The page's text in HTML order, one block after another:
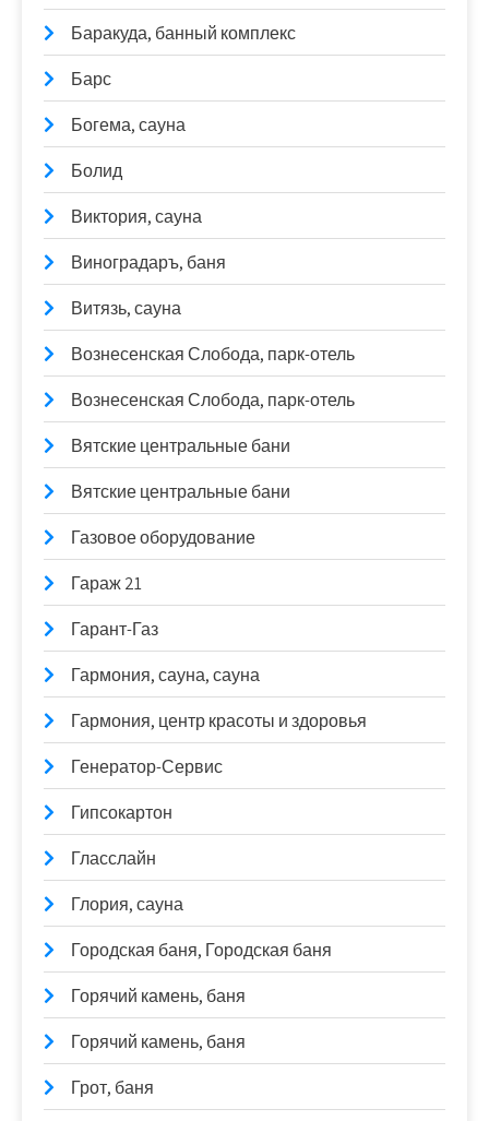
Баракуда, банный комплекс
Барс
Богема, сауна
Болид
Виктория, сауна
Виноградаръ, баня
Витязь, сауна
Вознесенская Слобода, парк-отель
Вознесенская Слобода, парк-отель
Вятские центральные бани
Вятские центральные бани
Газовое оборудование
Гараж 21
Гарант-Газ
Гармония, сауна, сауна
Гармония, центр красоты и здоровья
Генератор-Сервис
Гипсокартон
Гласслайн
Глория, сауна
Городская баня, Городская баня
Горячий камень, баня
Горячий камень, баня
Грот, баня